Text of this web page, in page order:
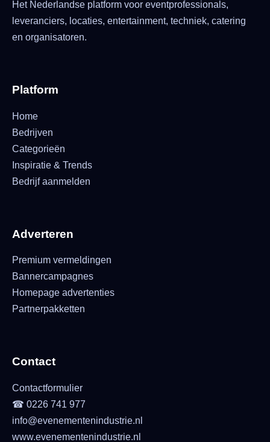
Het Nederlandse platform voor eventprofessionals,
leveranciers, locaties, entertainment, techniek, catering
en organisatoren.
Platform
Home
Bedrijven
Categorieën
Inspiratie & Trends
Bedrijf aanmelden
Adverteren
Premium vermeldingen
Bannercampagnes
Homepage advertenties
Partnerpakketten
Contact
Contactformulier
☎ 0226 741 977
info@evenementenindustrie.nl
www.evenementenindustrie.nl